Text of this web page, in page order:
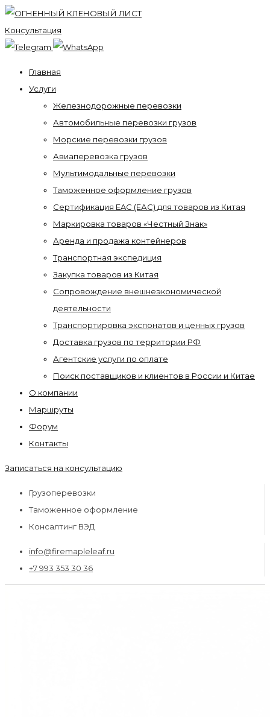
Консультация
Главная
Услуги
Железнодорожные перевозки
Автомобильные перевозки грузов
Морские перевозки грузов
Авиаперевозка грузов
Мультимодальные перевозки
Таможенное оформление грузов
Сертификация EAC (ЕАС) для товаров из Китая
Маркировка товаров «Честный Знак»
Аренда и продажа контейнеров
Транспортная экспедиция
Закупка товаров из Китая
Сопровождение внешнеэкономической
деятельности
Транспортировка экспонатов и ценных грузов
Доставка грузов по территории РФ
Агентские услуги по оплате
Поиск поставщиков и клиентов в России и Китае
О компании
Маршруты
Форум
Контакты
Записаться на консультацию
Грузоперевозки
Таможенное оформление
Консалтинг ВЭД
info@firemapleleaf.ru
+7 993 353 30 36